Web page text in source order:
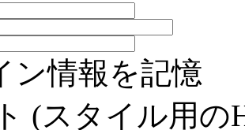
ン情報を記憶
(スタイル用